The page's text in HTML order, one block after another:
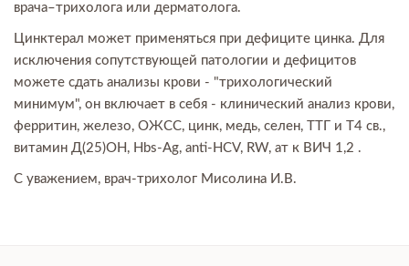
врача–трихолога или дерматолога.
Цинктерал может применяться при дефиците цинка. Для
исключения сопутствующей патологии и дефицитов
можете сдать анализы крови - "трихологический
минимум", он включает в себя - клинический анализ крови,
ферритин, железо, ОЖСС, цинк, медь, селен, ТТГ и Т4 св.,
витамин Д(25)ОН, Hbs-Ag, anti-HCV, RW, ат к ВИЧ 1,2 .
С уважением, врач-трихолог Мисолина И.В.